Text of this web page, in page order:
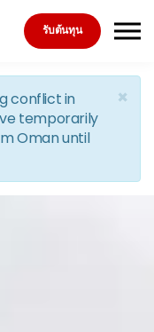
รับต้นทุน
×
conflict in
temporarily
Oman until